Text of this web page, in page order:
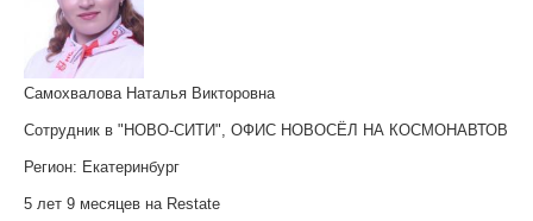
Самохвалова Наталья Викторовна
Сотрудник в "НОВО-СИТИ", ОФИС НОВОСЁЛ НА КОСМОНАВТОВ
Регион: Екатеринбург
5 лет 9 месяцев на Restate